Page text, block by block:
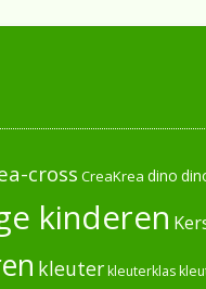
cross CreaKrea dino
kinderen
kleuterkleuterklas